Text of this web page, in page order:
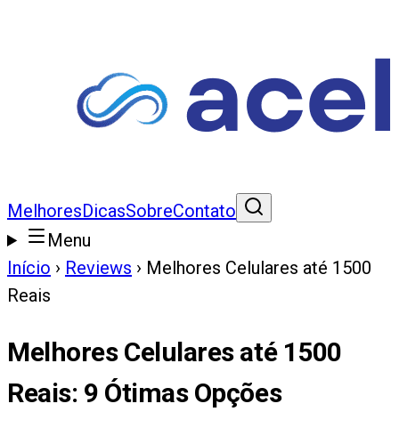
MelhoresDicasSobreContato
Menu
Início › Reviews › Melhores Celulares até 1500
Reais
Melhores Celulares até 1500
Reais: 9 Ótimas Opções